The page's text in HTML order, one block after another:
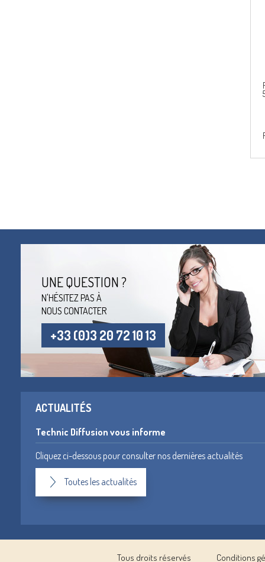
UNE QUESTION ?
N'HÉSITEZ PAS À
NOUS CONTACTER
+33 (0)3 20 72 10 13
ACTUALITÉS
Technic Diffusion vous informe
Cliquez ci-dessous pour consulter nos dernières actualités
Toutes les actualités
Tous droits réservés Conditions